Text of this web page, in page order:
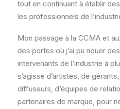
tout en continuant à établir
les professionnels de
Mon passage à la CCMA et
des portes où j’ai pu nouer
intervenants de l’industrie à
s’agisse d’artistes, de
diffuseurs, d’équipes de
partenaires de marque, pour